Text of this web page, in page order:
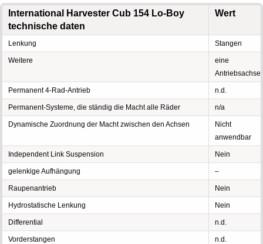
International Harvester Cub 154 Lo-Boy
technische daten
Wert
Lenkung Stangen
Weitere
eine
Antriebsachse
Permanent 4-Rad-Antrieb n.d.
Permanent-Systeme, die ständig die Macht alle Räder n/a
Dynamische Zuordnung der Macht zwischen den Achsen
Nicht
anwendbar
Independent Link Suspension Nein
gelenkige Aufhängung –
Raupenantrieb Nein
Hydrostatische Lenkung Nein
Differential n.d.
Vorderstangen n.d.